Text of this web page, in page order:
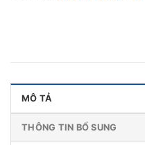
MÔ TẢ
THÔNG TIN BỔ SUNG